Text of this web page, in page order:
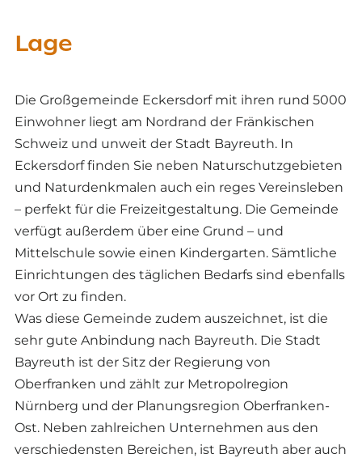
Lage
Die Großgemeinde Eckersdorf mit ihren rund 5000
Einwohner liegt am Nordrand der Fränkischen
Schweiz und unweit der Stadt Bayreuth. In
Eckersdorf finden Sie neben Naturschutzgebieten
und Naturdenkmalen auch ein reges Vereinsleben
– perfekt für die Freizeitgestaltung. Die Gemeinde
verfügt außerdem über eine Grund – und
Mittelschule sowie einen Kindergarten. Sämtliche
Einrichtungen des täglichen Bedarfs sind ebenfalls
vor Ort zu finden.
Was diese Gemeinde zudem auszeichnet, ist die
sehr gute Anbindung nach Bayreuth. Die Stadt
Bayreuth ist der Sitz der Regierung von
Oberfranken und zählt zur Metropolregion
Nürnberg und der Planungsregion Oberfranken-
Ost. Neben zahlreichen Unternehmen aus den
verschiedensten Bereichen, ist Bayreuth aber auch